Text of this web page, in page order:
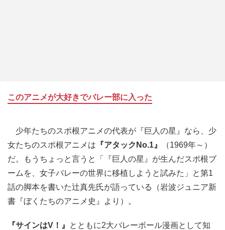
このアニメが大好きでバレー部に入った
少年たちのスポ根アニメの代表が『巨人の星』なら、少
女たちのスポ根アニメは 『アタックNo.1』
（1969年～）
だ。もうちょっと言うと「『巨人の星』が生んだスポ根ブ
ームを、女子バレーの世界に移植しようと試みた」と第1
話の脚本を書いた辻真先氏が語っている（岩波ジュニア新
書『ぼくたちのアニメ史』より）。
『サインはV！』
とともに2大バレーボール漫画として知